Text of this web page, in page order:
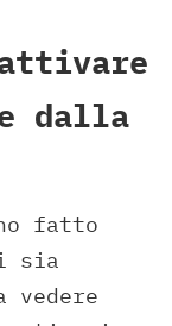
dalla
fatto
sia
vedere